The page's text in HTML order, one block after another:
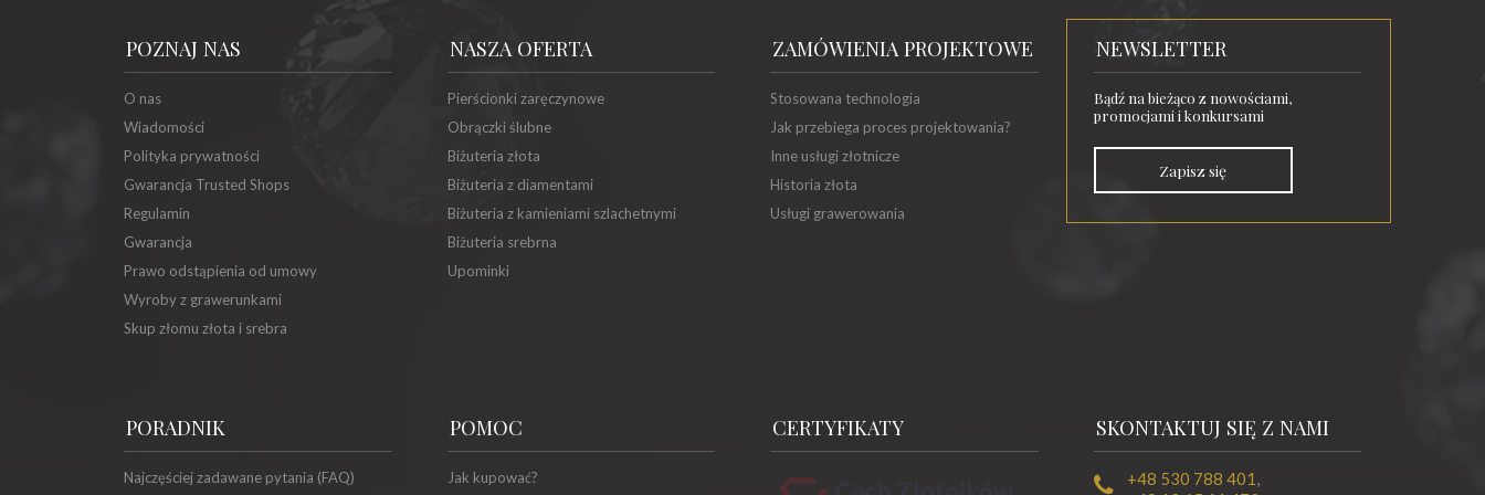
POZNAJ NAS
O nas
Wiadomości
Polityka prywatności
Gwarancja Trusted Shops
Regulamin
Gwarancja
Prawo odstąpienia od umowy
Wyroby z grawerunkami
Skup złomu złota i srebra
NASZA OFERTA
Pierścionki zaręczynowe
Obrączki ślubne
Biżuteria złota
Biżuteria z diamentami
Biżuteria z kamieniami szlachetnymi
Biżuteria srebrna
Upominki
ZAMÓWIENIA PROJEKTOWE
Stosowana technologia
Jak przebiega proces projektowania?
Inne usługi złotnicze
Historia złota
Usługi grawerowania
NEWSLETTER
Bądź na bieżąco z nowościami,
promocjami i konkursami
Zapisz się
PORADNIK
Najczęściej zadawane pytania (FAQ)
POMOC
Jak kupować?
CERTYFIKATY SKONTAKTUJ SIĘ Z NAMI
+48 530 788 401 ,